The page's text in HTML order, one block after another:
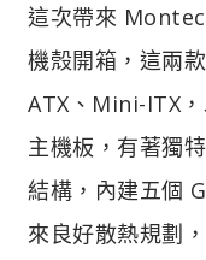
這次帶來
機殼開箱，這兩
ATX、Mini-ITX
主機板，有著獨
結構，內建五個
來良好散熱規劃